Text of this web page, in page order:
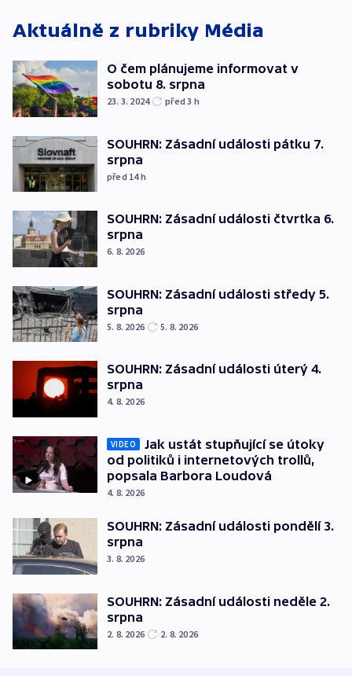
Aktuálně z rubriky Média
O čem plánujeme informovat v
sobotu 8. srpna
23. 3. 2024 před 3 h
SOUHRN: Zásadní události pátku 7.
srpna
před 14h
SOUHRN: Zásadní události čtvrtka 6.
srpna
6. 8. 2026
SOUHRN: Zásadní události středy 5.
srpna
5. 8. 2026 5. 8. 2026
SOUHRN: Zásadní události úterý 4.
srpna
4. 8. 2026
VIDEO
Jak ustát stupňující se útoky
od politiků i internetových trollů,
popsala Barbora Loudová
4. 8. 2026
SOUHRN: Zásadní události pondělí 3.
srpna
3. 8. 2026
SOUHRN: Zásadní události neděle 2.
srpna
2. 8. 2026 2. 8. 2026